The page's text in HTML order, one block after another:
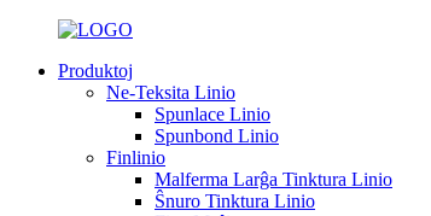
Produktoj
Ne-Teksita Linio
Spunlace Linio
Spunbond Linio
Finlinio
Malferma Larĝa Tinktura Linio
Ŝnuro Tinktura Linio